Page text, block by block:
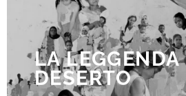
LA LEGGENDA
DESERTO